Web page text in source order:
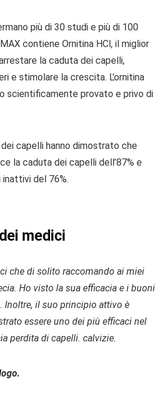
più di 30 studi e più di 100
contiene Ornitina HCl, il miglior
la caduta dei capelli,
e stimolare la crescita. L’ornitina
scientificamente provato e privo di
capelli hanno dimostrato che
la caduta dei capelli dell’87% e
del 76%.
medici
che di solito raccomando ai miei
Ho visto la sua efficacia e i buoni
il suo principio attivo è
essere uno dei più efficaci nel
perdita di capelli. calvizie.